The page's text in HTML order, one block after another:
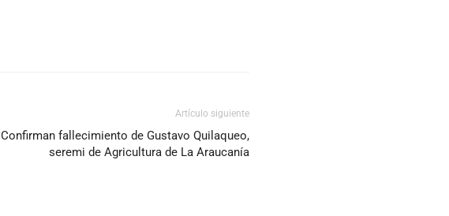
Artículo siguiente
Confirman fallecimiento de Gustavo Quilaqueo,
seremi de Agricultura de La Araucanía